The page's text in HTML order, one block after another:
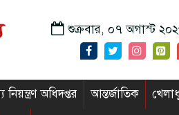
শুক্রবার, ০৭ অগাস্ট
নিয়ন্ত্রণ অধিদপ্তর আন্তর্জাতিক